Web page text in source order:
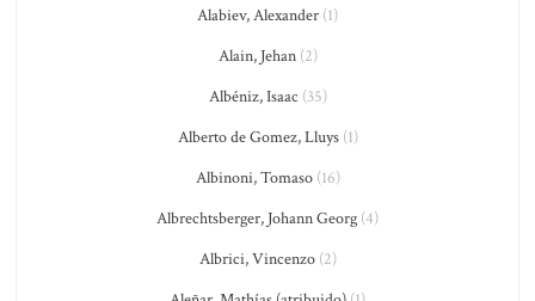
Alabiev, Alexander (1)
Alain, Jehan(2)
Albéniz, Isaac (35)
Alberto de Gomez, Lluys(1)
Albinoni, Tomaso(16)
Albrechtsberger, Johann Georg (4)
Albrici, Vincenzo(2)